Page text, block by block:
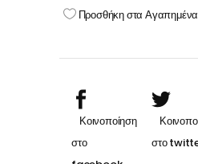
ΚΟΚΚΙΝΟ
Προσθήκη στα Αγαπημένα